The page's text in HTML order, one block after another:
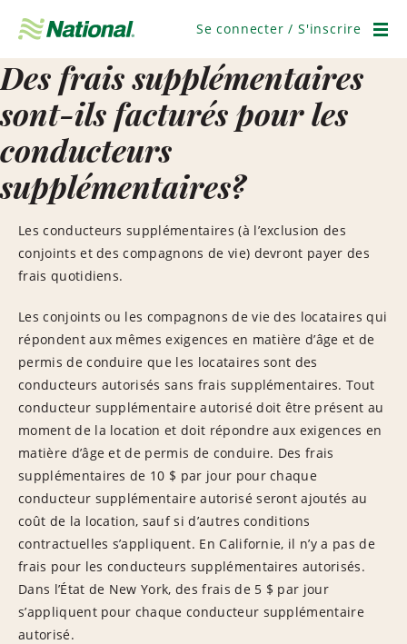
navigation
Se connecter / S'inscrire
Des frais supplémentaires
sont-ils facturés pour les
conducteurs
supplémentaires?
Les conducteurs supplémentaires (à l’exclusion des
conjoints et des compagnons de vie) devront payer des
frais quotidiens.
Les conjoints ou les compagnons de vie des locataires qui
répondent aux mêmes exigences en matière d’âge et de
permis de conduire que les locataires sont des
conducteurs autorisés sans frais supplémentaires. Tout
conducteur supplémentaire autorisé doit être présent au
moment de la location et doit répondre aux exigences en
matière d’âge et de permis de conduire. Des frais
supplémentaires de 10 $ par jour pour chaque
conducteur supplémentaire autorisé seront ajoutés au
coût de la location, sauf si d’autres conditions
contractuelles s’appliquent. En Californie, il n’y a pas de
frais pour les conducteurs supplémentaires autorisés.
Dans l’État de New York, des frais de 5 $ par jour
s’appliquent pour chaque conducteur supplémentaire
autorisé.